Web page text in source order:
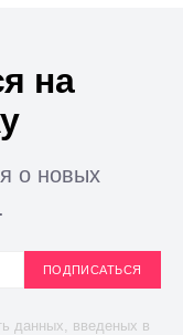
на
о новых
ПОДПИСАТЬСЯ
данных, введеных в